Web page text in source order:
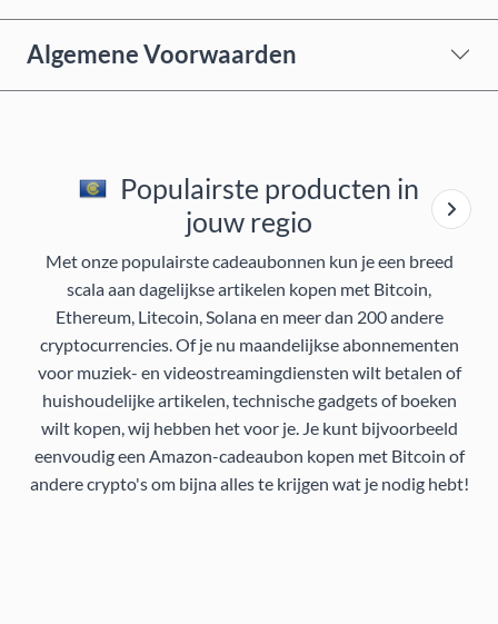
Algemene Voorwaarden
Populairste producten in
jouw regio
Met onze populairste cadeaubonnen kun je een breed
scala aan dagelijkse artikelen kopen met Bitcoin,
Ethereum, Litecoin, Solana en meer dan 200 andere
cryptocurrencies. Of je nu maandelijkse abonnementen
voor muziek- en videostreamingdiensten wilt betalen of
huishoudelijke artikelen, technische gadgets of boeken
wilt kopen, wij hebben het voor je. Je kunt bijvoorbeeld
eenvoudig een Amazon-cadeaubon kopen met Bitcoin of
andere crypto's om bijna alles te krijgen wat je nodig hebt!